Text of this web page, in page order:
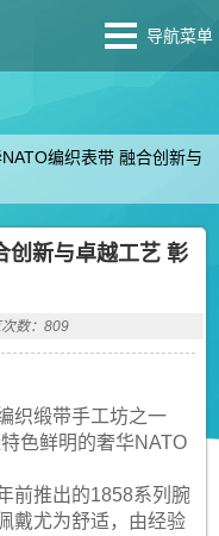
导航菜单
编织表带 融合创新与
创新与卓越工艺 彰
数：809
织缎带手工坊之一
色鲜明的奢华NATO
前推出的1858系列腕
戴尤为舒适，由经验